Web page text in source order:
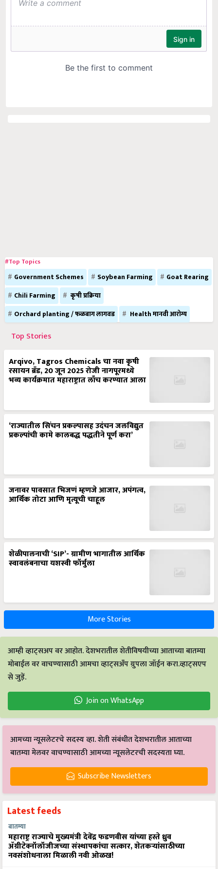
#Top Topics
Government Schemes Soybean Farming
Goat Rearing
Chili Farming
कृषी प्रक्रिया
Orchard planting / फळबाग लागवड
Health मानवी आरोग्य
Top Stories
Arqivo, Tagros Chemicals चा नवा कृषी
रसायन ब्रँड, 20 जून 2025 रोजी नागपूरमध्ये
भव्य कार्यक्रमात महाराष्ट्रात लाँच करण्यात आला
‘राज्यातील सिंचन प्रकल्पासह उदंचन जलविद्युत
प्रकल्पांची कामे कालबद्ध पद्धतीने पूर्ण करा’
जनावर पावसात भिजणं म्हणजे आजार, अपंगत्व,
आर्थिक तोटा आणि मृत्यूची चाहूल
शेळीपालनाची ‘SIP’- ग्रामीण भागातील आर्थिक
स्वावलंबनाचा यशस्वी फॉर्मुला
More Stories
आम्ही व्हाट्सअप वर आहोत. देशभरातील शेतीविषयीच्या आताच्या बातम्या
मोबाईल वर वाचण्यासाठी आमचा व्हाट्सअँप ग्रुपला जॉईन करा.व्हाट्सएप
से जुड़ें.
Join on WhatsApp
आमच्या न्यूसलेटरचे सदस्य व्हा. शेती संबंधीत देशभरातील आताच्या
बातम्या मेलवर वाचण्यासाठी आमच्या न्यूसलेटरची सदस्यता घ्या.
Subscribe Newsletters
Latest feeds
बातम्या
महाराष्ट्र राज्याचे मुख्यमंत्री देवेंद्र फडणवीस यांच्या हस्ते ध्रुव
ॲग्रीटेक्नॉलॉजीजच्या संस्थापकांचा सत्कार, शेतकऱ्यांसाठीच्या
नवसंशोधनाला मिळाली नवी ओळख!